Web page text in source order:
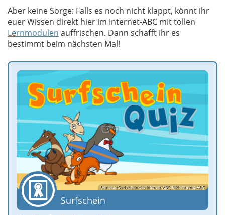
Aber keine Sorge: Falls es noch nicht klappt, könnt ihr
euer Wissen direkt hier im Internet-ABC mit tollen
Lernmodulen auffrischen. Dann schafft ihr es
bestimmt beim nächsten Mal!
Der neue Surfschein des Internet-ABC; Bild: Internet-ABC
Surfschein